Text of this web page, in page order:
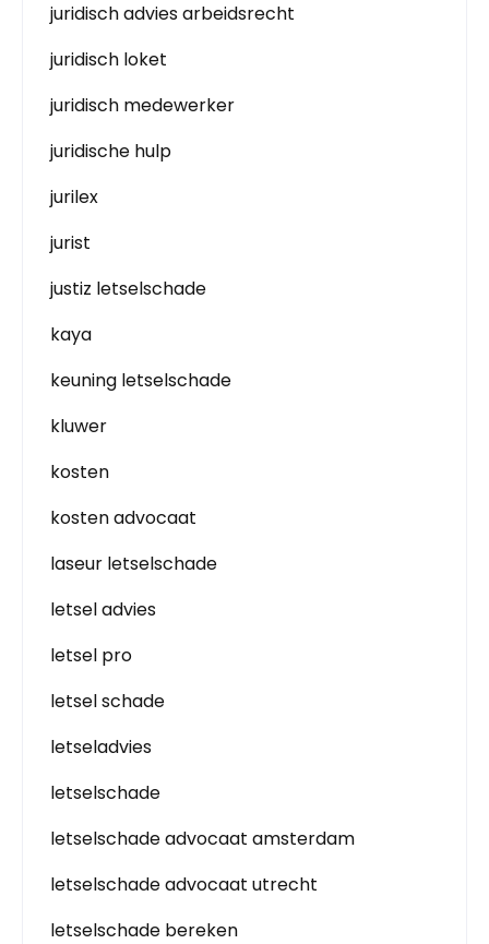
juridisch advies arbeidsrecht
juridisch loket
juridisch medewerker
juridische hulp
jurilex
jurist
justiz letselschade
kaya
keuning letselschade
kluwer
kosten
kosten advocaat
laseur letselschade
letsel advies
letsel pro
letsel schade
letseladvies
letselschade
letselschade advocaat amsterdam
letselschade advocaat utrecht
letselschade bereken